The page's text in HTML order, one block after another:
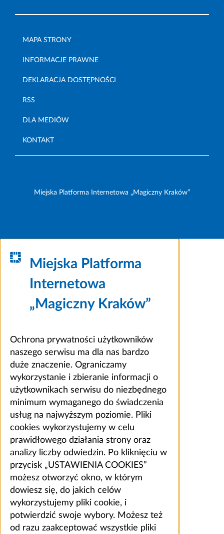
MAPA STRONY
INFORMACJE PRAWNE
DEKLARACJA DOSTĘPNOŚCI
RSS
DLA MEDIÓW
KONTAKT
Miejska Platforma Internetowa „Magiczny Kraków”
Miejska Platforma
Internetowa
„Magiczny Kraków”
Ochrona prywatności użytkowników
naszego serwisu ma dla nas bardzo
duże znaczenie. Ograniczamy
wykorzystanie i zbieranie informacji o
użytkownikach serwisu do niezbędnego
minimum wymaganego do świadczenia
usług na najwyższym poziomie. Pliki
cookies wykorzystujemy w celu
prawidłowego działania strony oraz
analizy liczby odwiedzin. Po kliknięciu w
przycisk „USTAWIENIA COOKIES”
możesz otworzyć okno, w którym
dowiesz się, do jakich celów
wykorzystujemy pliki cookie, i
potwierdzić swoje wybory. Możesz też
od razu zaakceptować wszystkie pliki